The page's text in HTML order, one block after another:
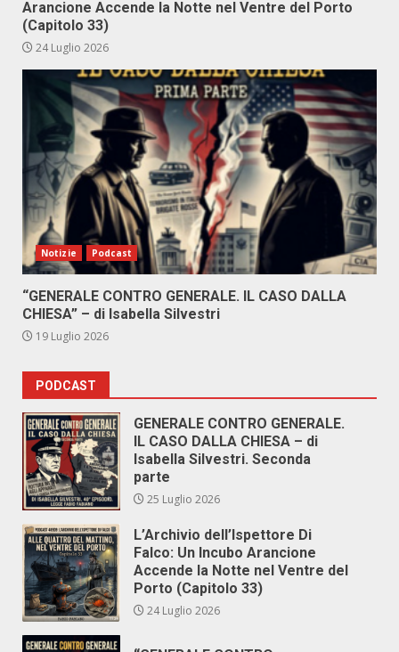
Arancione Accende la Notte nel Ventre del Porto
(Capitolo 33)
24 Luglio 2026
Notizie Podcast
“GENERALE CONTRO GENERALE. IL CASO DALLA
CHIESA” – di Isabella Silvestri
19 Luglio 2026
PODCAST
GENERALE CONTRO GENERALE.
IL CASO DALLA CHIESA – di
Isabella Silvestri. Seconda
parte
25 Luglio 2026
L’Archivio dell’Ispettore Di
Falco: Un Incubo Arancione
Accende la Notte nel Ventre del
Porto (Capitolo 33)
24 Luglio 2026